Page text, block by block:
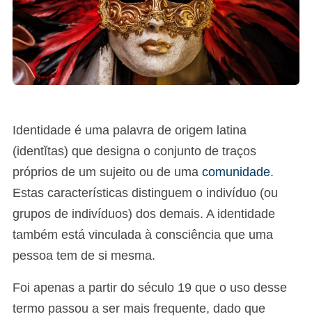
Identidade é uma palavra de origem latina
(identĭtas) que designa o conjunto de traços
próprios de um sujeito ou de uma comunidade.
Estas características distinguem o indivíduo (ou
grupos de indivíduos) dos demais. A identidade
também está vinculada à consciência que uma
pessoa tem de si mesma.
Foi apenas a partir do século 19 que o uso desse
termo passou a ser mais frequente, dado que